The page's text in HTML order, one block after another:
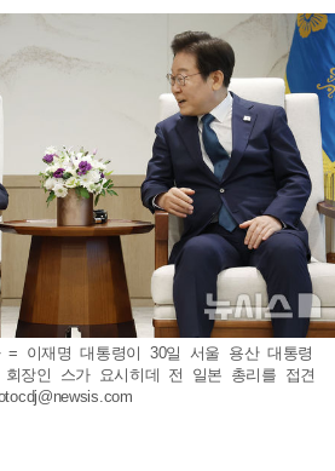
= 이재명 대통령이 30일 서울 용산 대통령
회장인 스가 요시히데 전 일본 총리를 접견